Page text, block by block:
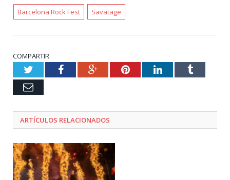
Barcelona Rock Fest Savatage
COMPARTIR
TwitterFacebookGoogle+PinterestLinkedInTumblr
Email
ARTÍCULOS RELACIONADOS